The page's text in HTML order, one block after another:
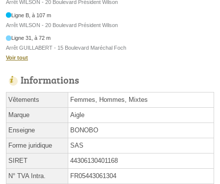
Arrêt WILSON - 20 Boulevard Président Wilson
Ligne B, à 107 m
Arrêt WILSON - 20 Boulevard Président Wilson
Ligne 31, à 72 m
Arrêt GUILLABERT - 15 Boulevard Maréchal Foch
Voir tout
Informations
Vêtements Femmes, Hommes, Mixtes
Marque Aigle
Enseigne BONOBO
Forme juridique SAS
SIRET 44306130401168
N° TVA Intra. FR05443061304